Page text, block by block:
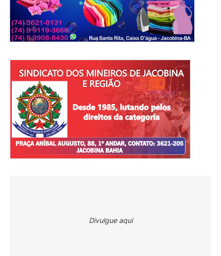
Divulgue aqui